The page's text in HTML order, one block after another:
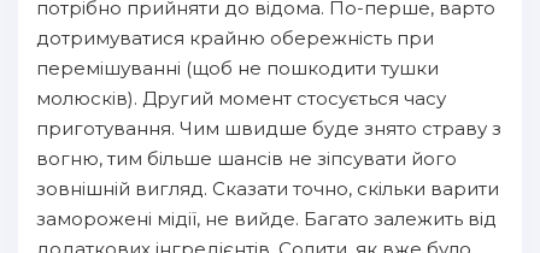
потрібно прийняти до відома. По-перше, варто
дотримуватися крайню обережність при
перемішуванні (щоб не пошкодити тушки
молюсків). Другий момент стосується часу
приготування. Чим швидше буде знято страву з
вогню, тим більше шансів не зіпсувати його
зовнішній вигляд. Сказати точно, скільки варити
заморожені мідії, не вийде. Багато залежить від